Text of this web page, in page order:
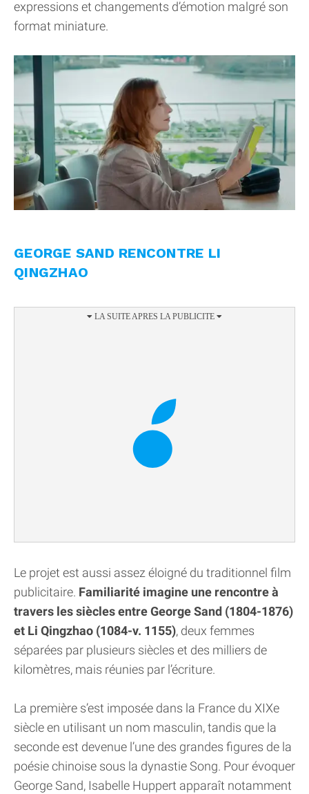
expressions et changements d’émotion malgré son
format miniature.
GEORGE SAND RENCONTRE LI
QINGZHAO
Le projet est aussi assez éloigné du traditionnel film
publicitaire. Familiarité imagine une rencontre à
travers les siècles entre George Sand (1804-1876)
et Li Qingzhao (1084-v. 1155), deux femmes
séparées par plusieurs siècles et des milliers de
kilomètres, mais réunies par l’écriture.
La première s’est imposée dans la France du XIXe
siècle en utilisant un nom masculin, tandis que la
seconde est devenue l’une des grandes figures de la
poésie chinoise sous la dynastie Song. Pour évoquer
George Sand, Isabelle Huppert apparaît notamment